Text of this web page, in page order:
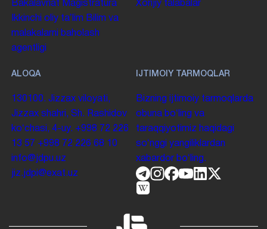
Bakalavriat Magistratura
Ikkinchi oliy taʼlim Bilim va
malakalarni baholash
agentligi
Xorijiy talabalar
ALOQA
130100. Jizzax viloyati,
Jizzax shahri, Sh. Rashidov
koʻchasi, 4-uy. +998 72 226
13 57 +998 72 226 68 10
info@jdpu.uz
jiz.jdpi@exat.uz
IJTIMOIY TARMOQLAR
Bizning ijtimoiy tarmoqlarda
obuna boʻling va
taraqqiyotimiz haqidagi
soʻnggi yangiliklardan
xabardor boʻling.